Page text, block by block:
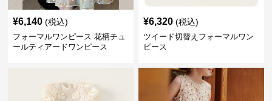
¥6,140 (税込)
フォーマルワンピース 花柄チュ
ールティアードワンピース
¥6,320 (税込)
ツイード切替えフォーマルワン
ピース